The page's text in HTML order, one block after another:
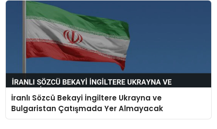
İranlı Sözcü Bekayi İngiltere Ukrayna ve
Bulgaristan Çatışmada Yer Almayacak